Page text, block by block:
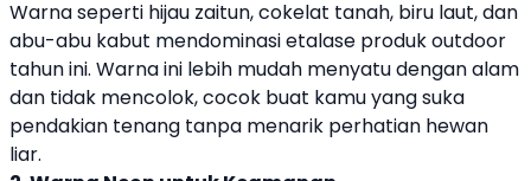
Warna seperti hijau zaitun, cokelat tanah, biru laut, dan
abu-abu kabut mendominasi etalase produk outdoor
tahun ini. Warna ini lebih mudah menyatu dengan alam
dan tidak mencolok, cocok buat kamu yang suka
pendakian tenang tanpa menarik perhatian hewan
liar.